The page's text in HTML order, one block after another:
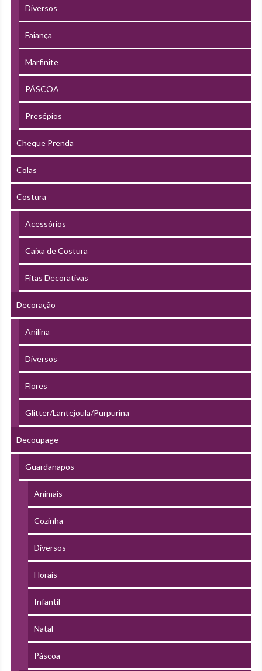
Diversos
Faiança
Marfinite
PÁSCOA
Presépios
Cheque Prenda
Colas
Costura
Acessórios
Caixa de Costura
Fitas Decorativas
Decoração
Anilina
Diversos
Flores
Glitter/Lantejoula/Purpurina
Decoupage
Guardanapos
Animais
Cozinha
Diversos
Florais
Infantil
Natal
Páscoa